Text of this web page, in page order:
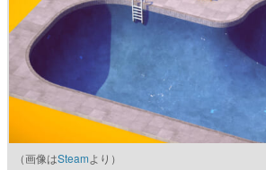
（画像はSteamより）